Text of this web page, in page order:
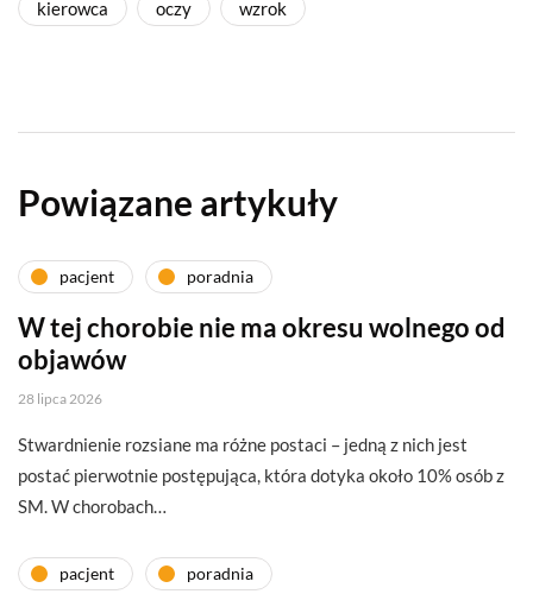
kierowca oczy wzrok
Powiązane artykuły
pacjent poradnia
W tej chorobie nie ma okresu wolnego od
objawów
28 lipca 2026
Stwardnienie rozsiane ma różne postaci – jedną z nich jest
postać pierwotnie postępująca, która dotyka około 10% osób z
SM. W chorobach…
pacjent poradnia